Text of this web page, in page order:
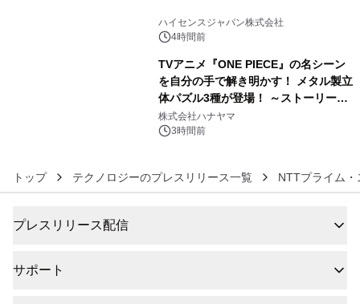
ハイセンスジャパン株式会社
4時間前
TVアニメ『ONE PIECE』の名シーン
を自分の手で解き明かす！ メタル製立
体パズル3種が登場！ ～ストーリーと
ギミックが融合した 大人の体験型パズ
ルが8月7日(金)12時より先行予約受付
株式会社ハナヤマ
3時間前
トップ テクノロジーのプレスリリース一覧 NTTプライム
プレスリリース配信
サポート